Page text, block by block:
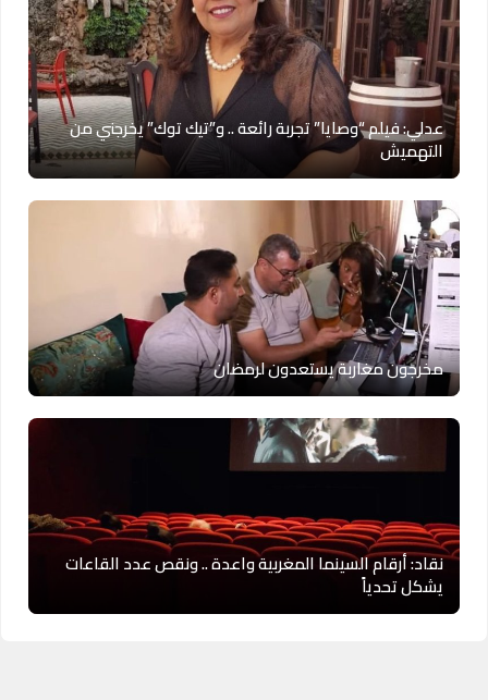
عدلي: فيلم “وصايا” تجربة رائعة .. و”تيك توك” يخرجني من
التهميش
مخرجون مغاربة يستعدون لرمضان
نقاد: أرقام السينما المغربية واعدة .. ونقص عدد القاعات
يشكل تحدياً